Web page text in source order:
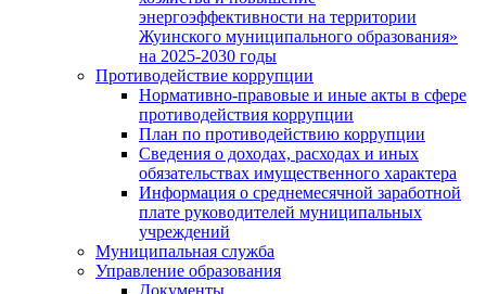
энергоэффективности на территории
Жуинского муниципального образования»
на 2025-2030 годы
Противодействие коррупции
Нормативно-правовые и иные акты в сфере
противодействия коррупции
План по противодействию коррупции
Сведения о доходах, расходах и иных
обязательствах имущественного характера
Информация о среднемесячной заработной
плате руководителей муниципальных
учреждений
Муниципальная служба
Управление образования
Документы